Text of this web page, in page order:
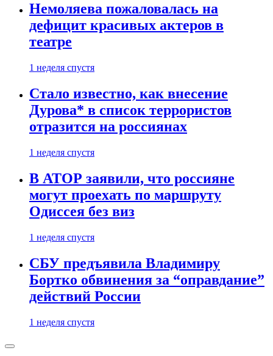
Немоляева пожаловалась на
дефицит красивых актеров в
театре
1 неделя спустя
Стало известно, как внесение
Дурова* в список террористов
отразится на россиянах
1 неделя спустя
В АТОР заявили, что россияне
могут проехать по маршруту
Одиссея без виз
1 неделя спустя
СБУ предъявила Владимиру
Бортко обвинения за “оправдание”
действий России
1 неделя спустя